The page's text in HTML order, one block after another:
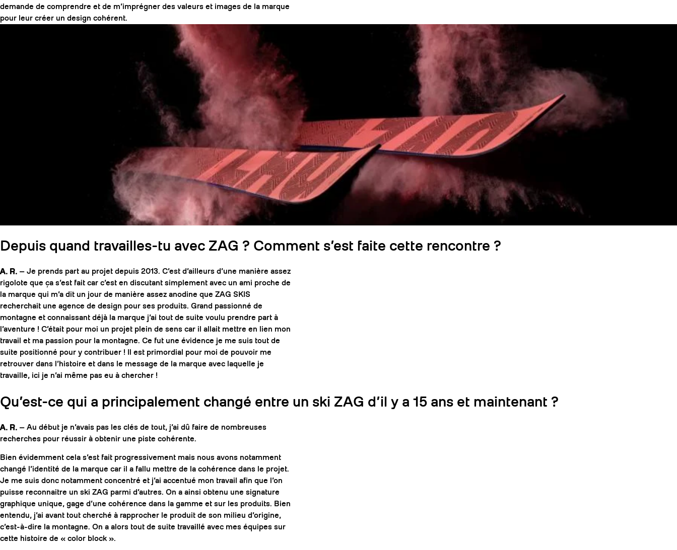
demande de comprendre et de m’imprégner des valeurs et images de la marque
pour leur créer un design cohérent.
Depuis quand travailles-tu avec ZAG ? Comment s’est faite cette rencontre ?
A. R. — Je prends part au projet depuis 2013. C’est d’ailleurs d’une manière assez
rigolote que ça s’est fait car c’est en discutant simplement avec un ami proche de
la marque qui m’a dit un jour de manière assez anodine que ZAG SKIS
recherchait une agence de design pour ses produits. Grand passionné de
montagne et connaissant déjà la marque j’ai tout de suite voulu prendre part à
l’aventure ! C’était pour moi un projet plein de sens car il allait mettre en lien mon
travail et ma passion pour la montagne. Ce fut une évidence je me suis tout de
suite positionné pour y contribuer ! Il est primordial pour moi de pouvoir me
retrouver dans l’histoire et dans le message de la marque avec laquelle je
travaille, ici je n’ai même pas eu à chercher !
Qu’est-ce qui a principalement changé entre un ski ZAG d’il y a 15 ans et maintenant ?
A. R. — Au début je n’avais pas les clés de tout, j’ai dû faire de nombreuses
recherches pour réussir à obtenir une piste cohérente.
Bien évidemment cela s’est fait progressivement mais nous avons notamment
changé l’identité de la marque car il a fallu mettre de la cohérence dans le projet.
Je me suis donc notamment concentré et j’ai accentué mon travail afin que l’on
puisse reconnaitre un ski ZAG parmi d’autres. On a ainsi obtenu une signature
graphique unique, gage d’une cohérence dans la gamme et sur les produits. Bien
entendu, j’ai avant tout cherché à rapprocher le produit de son milieu d’origine,
c’est-à-dire la montagne. On a alors tout de suite travaillé avec mes équipes sur
cette histoire de « color block ».